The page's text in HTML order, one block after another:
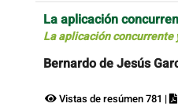
La aplicación
La aplicación concurrente
Bernardo de Jesús
Vistas de resúmen 781 |